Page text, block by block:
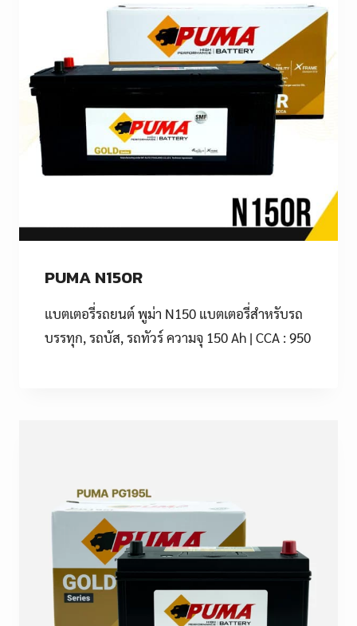
PUMA N150R
แบตเตอรี่รถยนต์ พูม่า N150 แบตเตอรี่สำหรับรถ
บรรทุก, รถบัส, รถทัวร์ ความจุ 150 Ah | CCA : 950